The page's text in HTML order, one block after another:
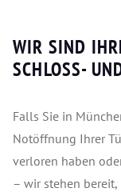
WIR SIND
SCHLOSS-
Falls Sie in
Notöffnung Ihrer
verloren haben
– wir stehen